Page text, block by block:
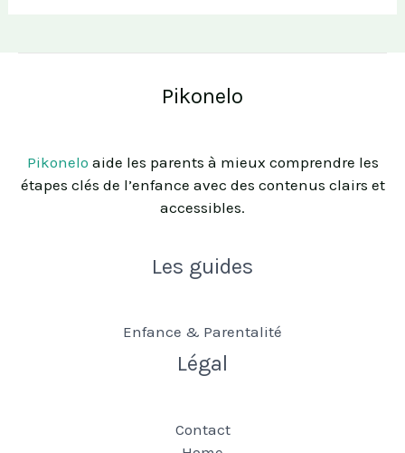
Pikonelo
Pikonelo aide les parents à mieux comprendre les
étapes clés de l’enfance avec des contenus clairs et
accessibles.
Les guides
Enfance & Parentalité
Légal
Contact